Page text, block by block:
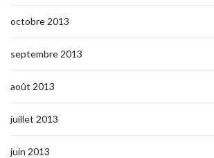
octobre 2013
septembre 2013
août 2013
juillet 2013
juin 2013